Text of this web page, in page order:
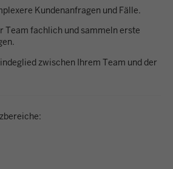
Kundenanfragen und Fälle.
Team fachlich und sammeln erste
zwischen Ihrem Team und der